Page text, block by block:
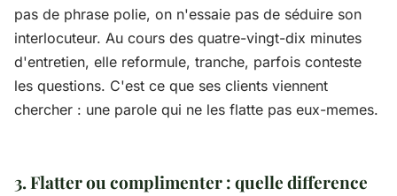
pas de phrase polie, on n'essaie pas de séduire son
interlocuteur. Au cours des quatre-vingt-dix minutes
d'entretien, elle reformule, tranche, parfois conteste
les questions. C'est ce que ses clients viennent
chercher : une parole qui ne les flatte pas eux-memes.
3. Flatter ou complimenter : quelle difference